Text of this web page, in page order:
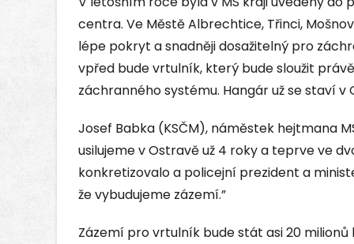
centra. Ve Městě Albrechtice, Třinci,
lépe pokryt a snadněji dosažitelný pro
vpřed bude vrtulník, který bude sloužit
záchranného systému. Hangár už se staví
Josef Babka (KSČM), náměstek hejtmana
usilujeme v Ostravě už 4 roky a teprve ve
konkretizovalo a policejní prezident a
že vybudujeme zázemí.”
Zázemí pro vrtulník bude stát asi 20